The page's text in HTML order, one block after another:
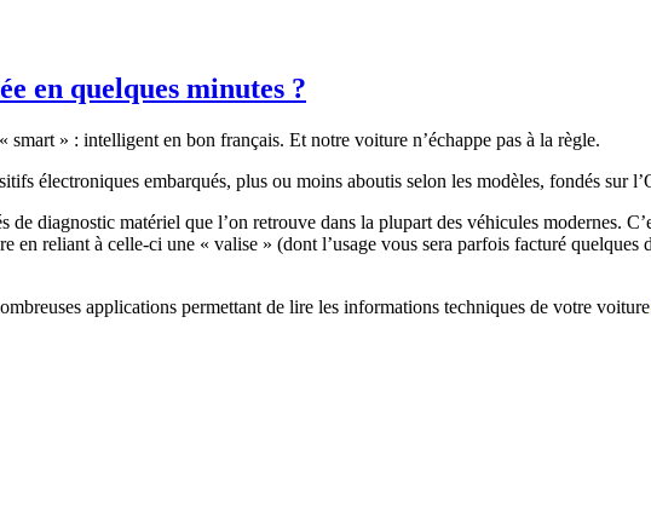
en quelques minutes ?
» : intelligent en bon français. Et notre voiture n’échappe pas à la règle.
électroniques embarqués, plus ou moins aboutis selon les modèles, fondés sur
diagnostic matériel que l’on retrouve dans la plupart des véhicules modernes.
reliant à celle-ci une « valise » (dont l’usage vous sera parfois facturé quelques
applications permettant de lire les informations techniques de votre